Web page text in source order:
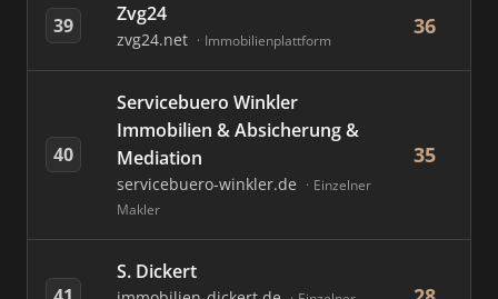
39 Zvg24
zvg24.net Immobilienplattform
36
40
Servicebuero Winkler
Immobilien & Absicherung &
Mediation
servicebuero-winkler.de
Einzelner
Makler
35
S. Dickert